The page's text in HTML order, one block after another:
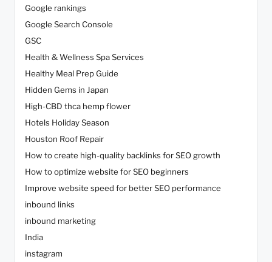
Google rankings
Google Search Console
GSC
Health & Wellness Spa Services
Healthy Meal Prep Guide
Hidden Gems in Japan
High-CBD thca hemp flower
Hotels Holiday Season
Houston Roof Repair
How to create high-quality backlinks for SEO growth
How to optimize website for SEO beginners
Improve website speed for better SEO performance
inbound links
inbound marketing
India
instagram